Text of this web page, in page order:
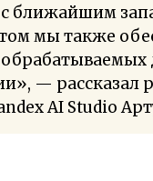
ближайшим
мы также
— рассказал
AI Studio